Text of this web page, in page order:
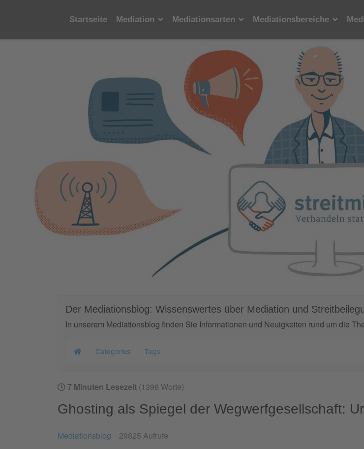
Startseite Mediation Mediationsarten Mediationsbereiche
Der Mediationsblog: Wissenswertes über Mediation und
In unserem Mediationsblog finden Sie Informationen und Neuigkeiten rund um die
Home Categories Tags
7 Minuten Lesezeit (1396 Worte)
Ghosting als Spiegel der Wegwerfgesellschaft:
Mediationsblog
29825 Aufrufe